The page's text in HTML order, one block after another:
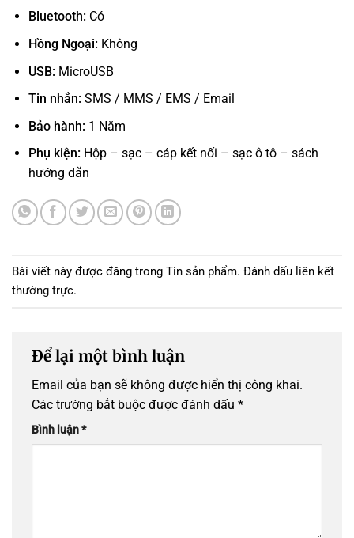
Bluetooth: Có
Hồng Ngoại: Không
USB: MicroUSB
Tin nhắn: SMS / MMS / EMS / Email
Bảo hành: 1 Năm
Phụ kiện: Hộp – sạc – cáp kết nối – sạc ô tô – sách
hướng dãn
Bài viết này được đăng trong Tin sản phẩm. Đánh dấu liên kết
thường trực.
Để lại một bình luận
Email của bạn sẽ không được hiển thị công khai.
Các trường bắt buộc được đánh dấu *
Bình luận*